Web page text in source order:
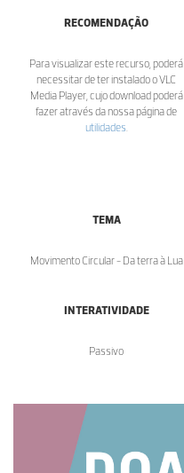
RECOMENDAÇÃO
Para visualizar este recurso, poderá
necessitar de ter instalado o VLC
Media Player, cujo download poderá
fazer através da nossa página de
utilidades.
TEMA
Movimento Circular - Da terra à Lua
INTERATIVIDADE
Passivo